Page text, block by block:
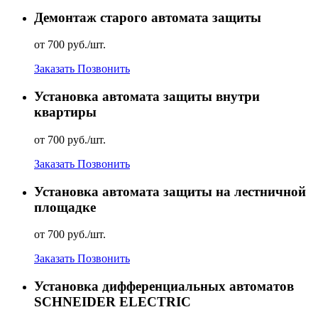
Демонтаж старого автомата защиты
от 700 руб./шт.
Заказать Позвонить
Установка автомата защиты внутри
квартиры
от 700 руб./шт.
Заказать Позвонить
Установка автомата защиты на лестничной
площадке
от 700 руб./шт.
Заказать Позвонить
Установка дифференциальных автоматов
SCHNEIDER ELECTRIC